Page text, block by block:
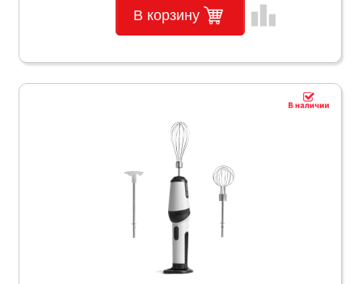
В корзину leaderboard